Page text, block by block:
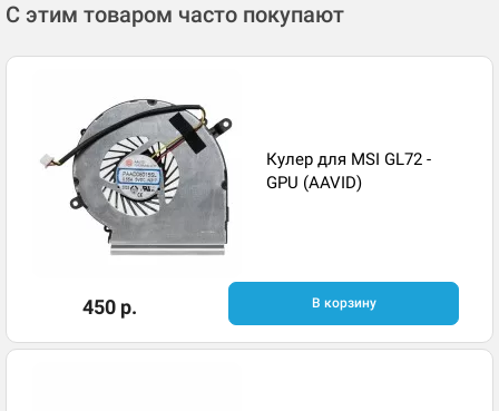
С этим товаром часто покупают
Кулер для MSI GL72 -
GPU (AAVID)
450 р. В корзину